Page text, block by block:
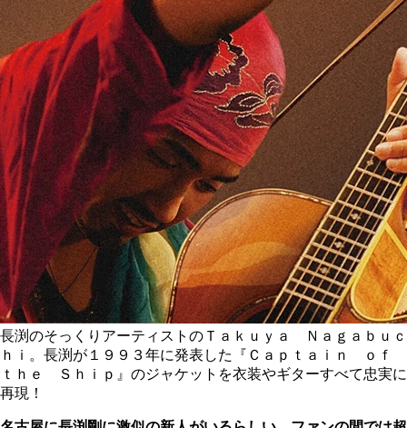
長渕のそっくりアーティストのＴａｋｕｙａ Ｎａｇａｂｕｃ
ｈｉ。長渕が１９９３年に発表した『Ｃａｐｔａｉｎ ｏｆ
ｔｈｅ Ｓｈｉｐ』のジャケットを衣装やギターすべて忠実に
再現！